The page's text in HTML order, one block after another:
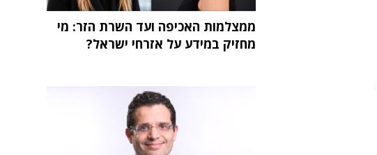
ממצלמות האכיפה ועד השרת הזר: מי
מחזיק במידע על אזרחי ישראל?